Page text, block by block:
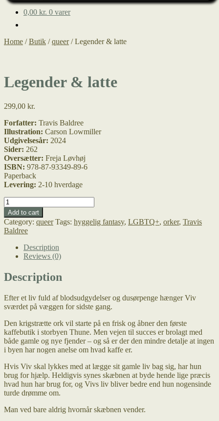
0,00 kr. 0 varer
Home /Butik /queer/Legender & latte
Legender & latte
299,00 kr.
Forfatter: Travis Baldree
Illustration: Carson Lowmiller
Udgivelsesår: 2024
Sider: 262
Oversætter: Freja Løvhøj
ISBN: 978-87-93349-89-6
Paperback
Levering: 2-10 hverdage
Legender
&
latte
quantity
Add to cart
Category: queer Tags: hyggelig fantasy, LGBTQ+, orker, Travis
Baldree
Description
Reviews (0)
Description
Efter et liv fuld af blodsudgydelser og dusørpenge hænger Viv
sværdet på væggen for sidste gang.
Den krigstrætte ork vil starte på en frisk og åbner den første
kaffebutik i storbyen Thune. Men vejen til succes er brolagt med
både gamle og nye fjender – og så er der den mindre detalje at ingen
i byen har nogen anelse om hvad kaffe er.
Hvis Viv skal lykkes med at lægge sit gamle liv bag sig, har hun
brug for hjælp. Heldigvis synes skæbnen at byde hende lige præcis
hvad hun har brug for, og Vivs liv bliver bedre end hun nogensinde
turde drømme om.
Man ved bare aldrig hvornår skæbnen vender.